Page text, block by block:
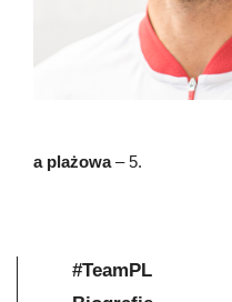
a plażowa– 5.
#TeamPL